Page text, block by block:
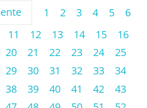
1 2 3 4 5
6
11 12 13 14 15
16
20 21 22 23 24
25
29 30 31 32 33
34
38 39 40 41 42
43